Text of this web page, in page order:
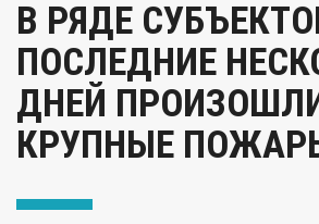
В РЯДЕ
ПОСЛЕДНИЕ
ДНЕЙ
КРУПНЫЕ